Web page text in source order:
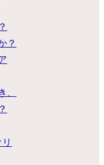
？
、